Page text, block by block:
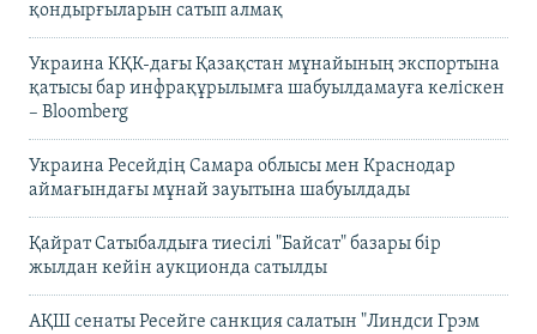
қондырғыларын сатып алмақ
Украина КҚК-дағы Қазақстан мұнайының экспортына
қатысы бар инфрақұрылымға шабуылдамауға келіскен
– Bloomberg
Украина Ресейдің Самара облысы мен Краснодар
аймағындағы мұнай зауытына шабуылдады
Қайрат Сатыбалдыға тиесілі "Байсат" базары бір
жылдан кейін аукционда сатылды
АҚШ сенаты Ресейге санкция салатын "Линдси Грэм